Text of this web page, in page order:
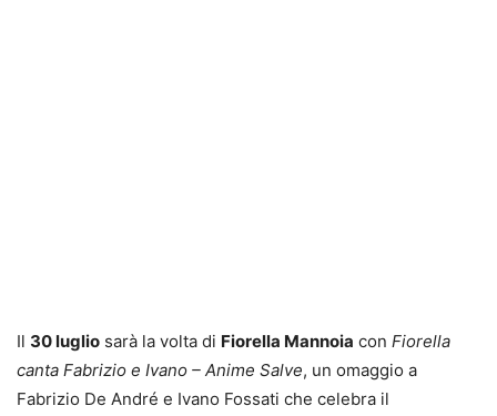
Il 30 luglio sarà la volta di Fiorella Mannoia con Fiorella
canta Fabrizio e Ivano – Anime Salve, un omaggio a
Fabrizio De André e Ivano Fossati che celebra il